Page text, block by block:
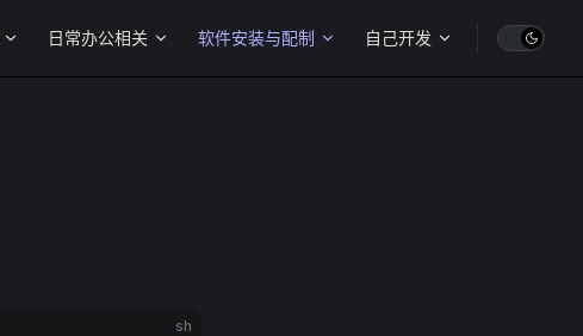
日常办公相关 软件安装与配制 自己开发
sh